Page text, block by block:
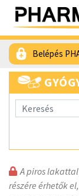
Belépés
A piros
részére érhetők